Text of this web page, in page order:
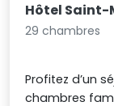
Hôtel
29 chambres
Profitez d’un
chambres